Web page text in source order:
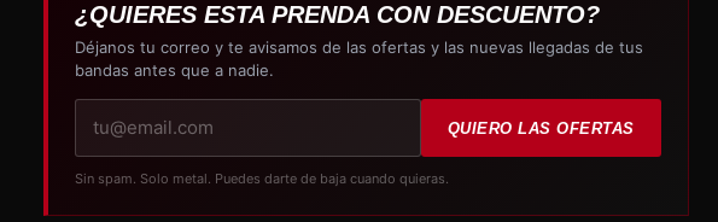
¿QUIERES ESTA PRENDA CON DESCUENTO?
Déjanos tu correo y te avisamos de las ofertas y las nuevas llegadas de tus
bandas antes que a nadie.
correo
electrónico
QUIERO LAS OFERTAS
Sin spam. Solo metal. Puedes darte de baja cuando quieras.